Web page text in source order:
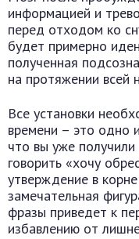
информацией и
перед отходом ко
будет примерно
полученная
на протяжении всей
Все установки
времени – это одно
что вы уже
говорить «хочу
утверждение в
замечательная
фразы приведет к
избавлению от